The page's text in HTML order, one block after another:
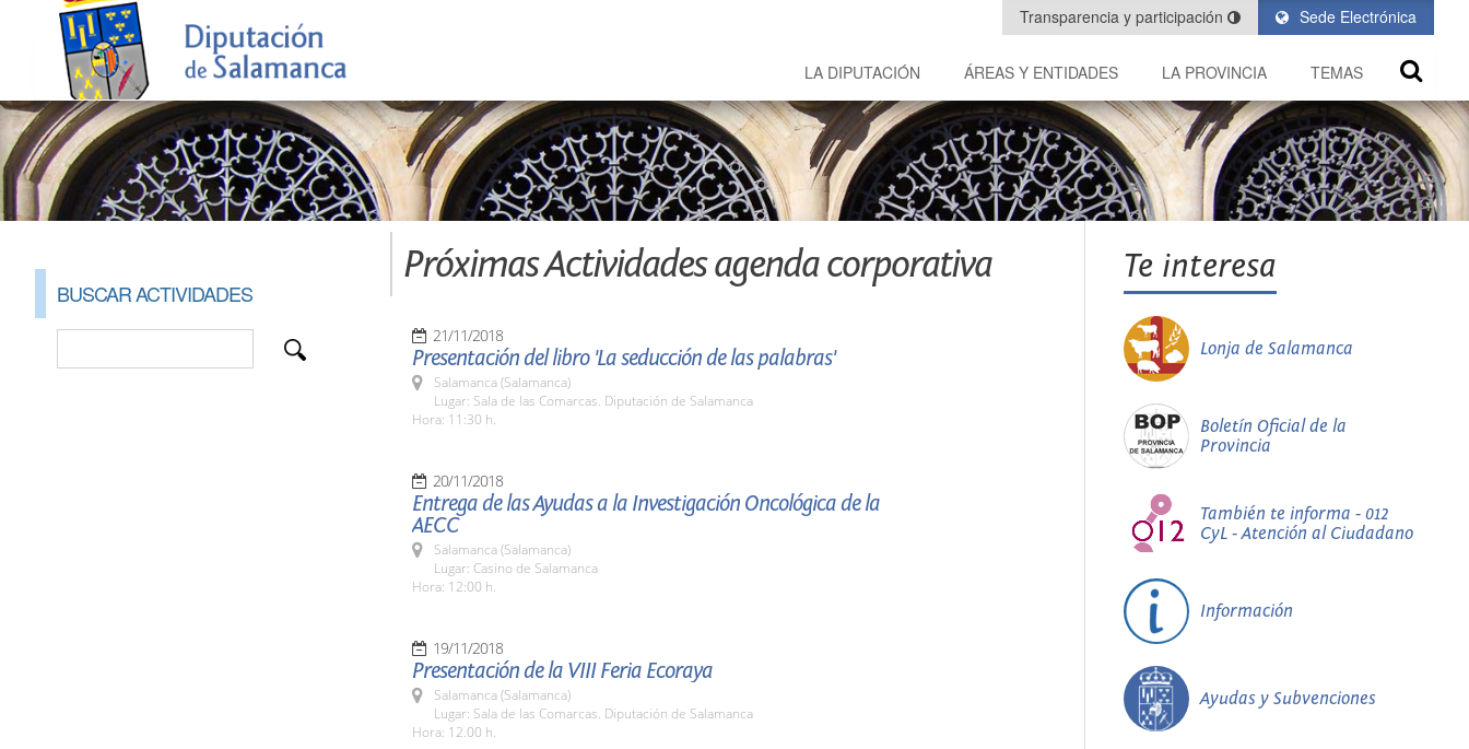
Sede Electrónica
Transparencia y participación
LA DIPUTACIÓN ÁREAS Y ENTIDADES LA PROVINCIA TEMAS
BUSCAR ACTIVIDADES
Próximas Actividades agenda corporativa
21/11/2018
Presentación del libro 'La seducción de las palabras'
Salamanca (Salamanca)
Lugar: Sala de las Comarcas. Diputación de Salamanca
Hora: 11:30 h.
20/11/2018
Entrega de las Ayudas a la Investigación Oncológica de la
AECC
Salamanca (Salamanca)
Lugar: Casino de Salamanca
Hora: 12:00 h.
19/11/2018
Presentación de la VIII Feria Ecoraya
Salamanca (Salamanca)
Lugar: Sala de las Comarcas. Diputación de Salamanca
Hora: 12.00 h.
Te interesa
Lonja de Salamanca
Boletín Oficial de la
Provincia
También te informa - 012
CyL - Atención al Ciudadano
Información
Ayudas y Subvenciones